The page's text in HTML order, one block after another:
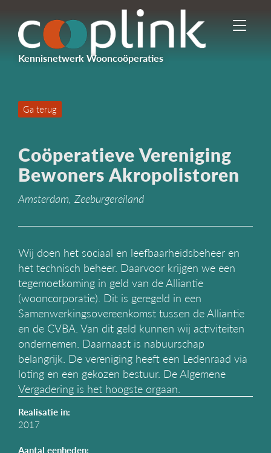
Kennisnetwerk Wooncoöperaties
I
n
i
e
Ga terug
Coöperatieve Vereniging
Bewoners Akropolistoren
Amsterdam, Zeeburgereiland
Wij doen het sociaal en leefbaarheidsbeheer en
het technisch beheer. Daarvoor krijgen we een
tegemoetkoming in geld van de Alliantie
(wooncorporatie). Dit is geregeld in een
Samenwerkingsovereenkomst tussen de Alliantie
en de CVBA. Van dit geld kunnen wij activiteiten
ondernemen. Daarnaast is nabuurschap
belangrijk. De vereniging heeft een Ledenraad via
loting en een gekozen bestuur. De Algemene
Vergadering is het hoogste orgaan.
Realisatie in:
2017
Aantal eenheden: